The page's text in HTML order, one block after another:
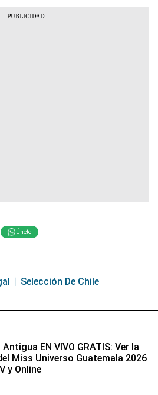
Únete
Selección De Chile
Antigua EN VIVO GRATIS: Ver la
Miss Universo Guatemala 2026
y Online